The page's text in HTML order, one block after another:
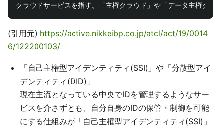
(引用元) https://active.nikkeibp.co.jp/atcl/act/19/0014
6/122200103/
「自己主権型アイデンティティ(SSI)」や「分散型アイ
デンティティ(DID)」
現在主流となっている中央でIDを管理するようなサー
ビスを介さずとも、自分自身のIDの保管・制御を可能
にする仕組みが「自己主権型アイデンティティ(SSI)」